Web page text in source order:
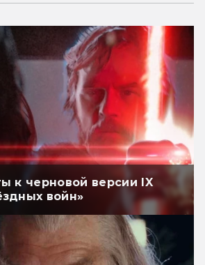
к черновой версии IX
войн»